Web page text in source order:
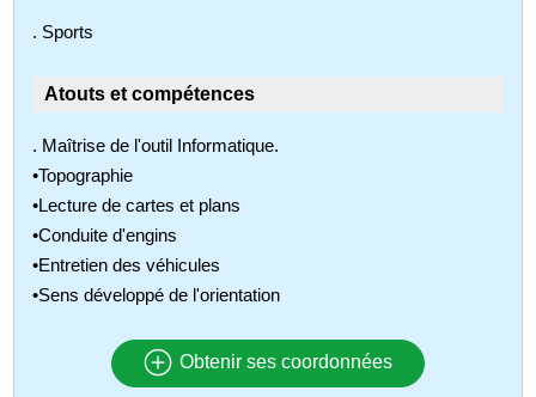
. Sports
Atouts et compétences
. Maîtrise de l'outil Informatique.
•Topographie
•Lecture de cartes et plans
•Conduite d'engins
•Entretien des véhicules
•Sens développé de l'orientation
Obtenir ses coordonnées